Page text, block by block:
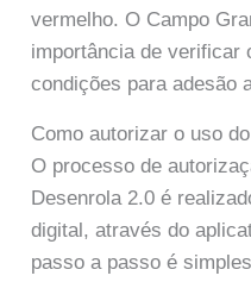
vermelho. O Campo
importância de verificar
condições para adesão
Como autorizar o uso
O processo de
Desenrola 2.0 é
digital, através do
passo a passo é